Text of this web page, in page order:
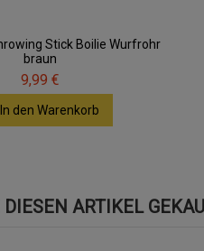
Stick Boilie Wurfrohr
braun
9,99 €
In den Warenkorb
DIESEN ARTIKEL